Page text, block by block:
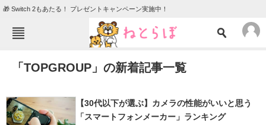
🎁 Switch 2もあたる！ プレゼントキャンペーン実施中！
TOP ニュース
グルメ 地域
「TOPGROUP」の新着記事一覧
【30代以下が選ぶ】カメラの性能がいいと思う
「スマートフォンメーカー」ランキング